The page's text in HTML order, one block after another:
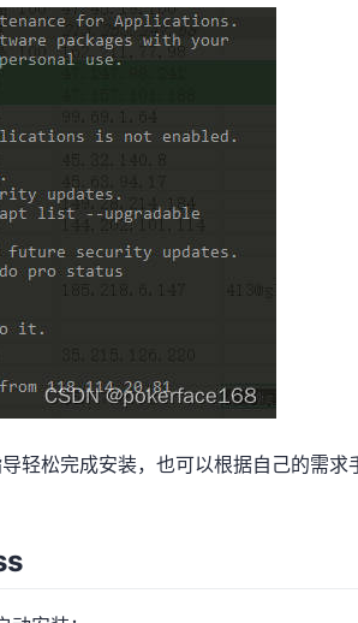
轻松完成安装，也可以根据自己的需求